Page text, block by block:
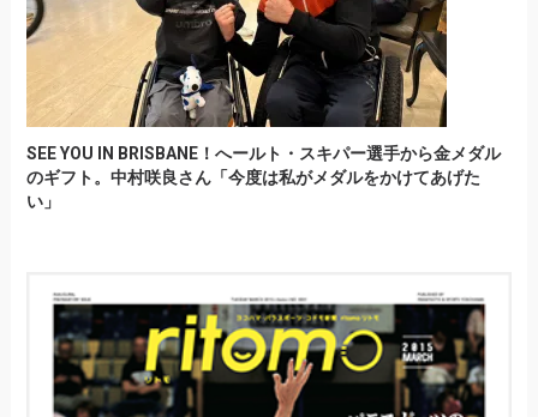
SEE YOU IN BRISBANE！へールト・スキパー選手から金メダル
のギフト。中村咲良さん「今度は私がメダルをかけてあげた
い」